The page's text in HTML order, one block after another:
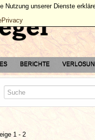
BERICHTE
1 - 2
unserer Dienste